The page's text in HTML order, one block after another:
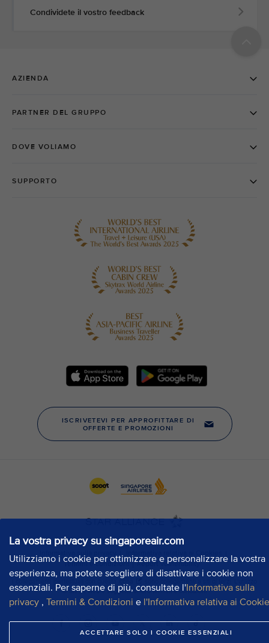
La vostra privacy su singaporeair.com
Utilizziamo i cookie per ottimizzare e personalizzare la vostra
esperienza, ma potete scegliere di disattivare i cookie non
essenziali. Per saperne di più, consultate l'Informativa sulla
privacy , Termini & Condizioni e l'Informativa relativa ai
ACCETTARE SOLO I COOKIE ESSENZIALI
Condividete il vostro feedback